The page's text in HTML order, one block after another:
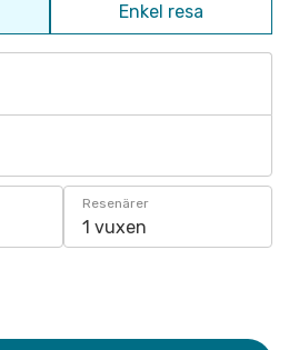
Enkel resa
Resenärer
1 vuxen